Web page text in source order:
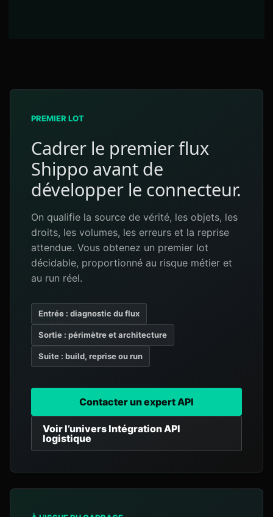
PREMIER LOT
Cadrer le premier flux
Shippo avant de
développer le connecteur.
On qualifie la source de vérité, les objets, les
droits, les volumes, les erreurs et la reprise
attendue. Vous obtenez un premier lot
décidable, proportionné au risque métier et
au run réel.
Entrée : diagnostic du flux
Sortie : périmètre et architecture
Suite : build, reprise ou run
Contacter un expert API
Voir l’univers Intégration API
logistique